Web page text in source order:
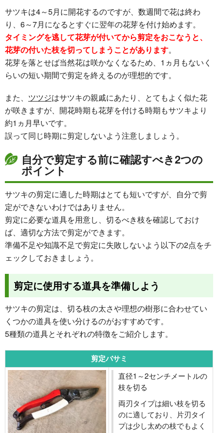
サツキは4～5月に開花するのですが、数週間で花は終わ
り、6～7月になるとすぐに翌年の花芽を付け始めます。
タイミングを逃して花芽が付いてから剪定をおこなうと、
花芽の付いた枝を切ってしまうことがあります。
花芽を落とせば当然花は咲かなくなるため、1ヵ月もないく
らいの短い期間で剪定を終えるのが理想的です。
また、 ツツジはサツキの親戚にあたり、とてもよく似た花
が咲きますが、開花時期も花芽を付ける時期もサツキより
約1ヵ月早いです。
誤って同じ時期に剪定しないよう注意しましょう。
自分で剪定する前に確認すべき2つの
ポイント
サツキの剪定に適した時期はとても短いですが、自分で剪
定ができないわけではありません。
剪定に必要な道具を用意し、切るべき枝を確認しておけ
ば、適切な方法で剪定ができます。
準備不足や知識不足で剪定に失敗しないよう以下の2点をチ
ェックしておきましょう。
剪定に使用する道具を準備しよう
サツキの剪定は、切る枝の太さや理想の樹形に合わせてい
くつかの道具を使い分けるのがおすすめです。
5種類の道具とそれぞれの特徴をご紹介します。
剪定バサミ
直径1～2センチメートルの
枝を切る
両刃タイプは細い枝を切る
のに適しており、片刃タイ
プは少し太めの枝でもよく